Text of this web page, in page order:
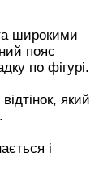
широкими
пояс
по фігурі.
який
і